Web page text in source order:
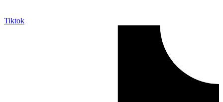
Tiktok